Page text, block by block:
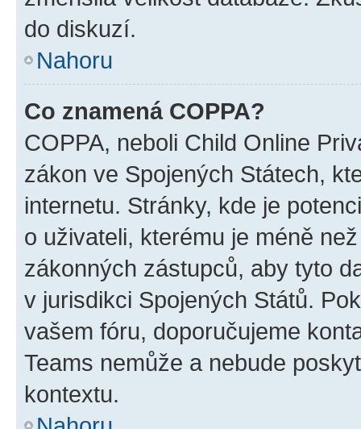
do diskuzí.
Nahoru
Co znamená COPPA?
COPPA, neboli Child Online
zákon ve Spojených Státech,
internetu. Stránky, kde je
o uživateli, kterému je méně
zákonných zástupců, aby tyto
v jurisdikci Spojených Států.
vašem fóru, doporučujeme
Teams nemůže a nebude
kontextu.